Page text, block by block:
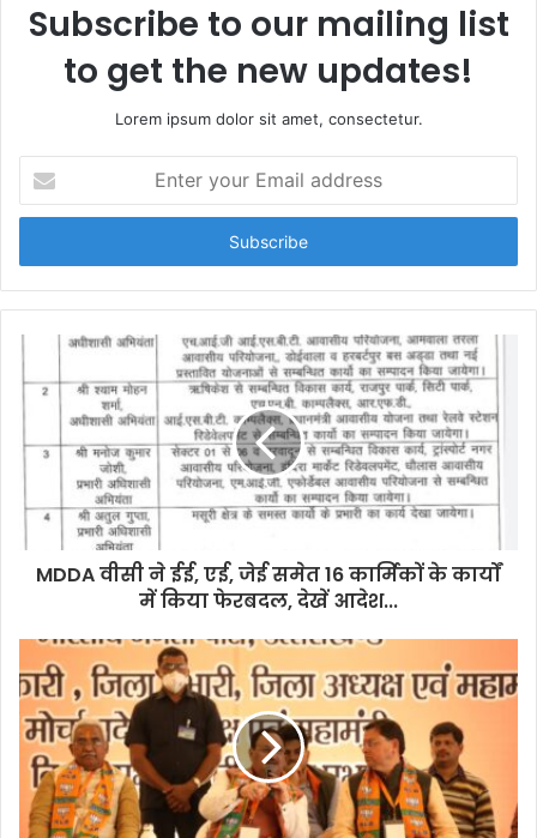
Subscribe to our mailing list
to get the new updates!
Lorem ipsum dolor sit amet, consectetur.
t
r
y
a
d
s
MDDA वीसी ने ईई, एई, जेई समेत 16 कार्मिकों के कार्यों
में किया फेरबदल, देखें आदेश...